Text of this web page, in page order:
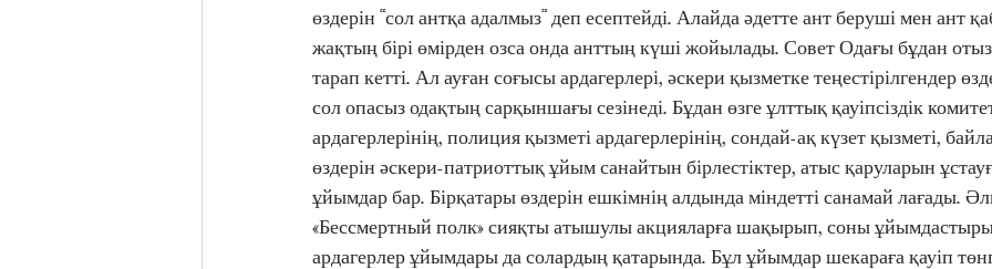
өздерін “сол антқа адалмыз” деп есептейді. Алайда əдетте ант беруші мен ант
жақтың бірі өмірден озса онда анттың күші жойылады. Совет Одағы бұдан
тарап кетті. Ал ауған соғысы ардагерлері, əскери қызметке теңестірілгендер
сол опасыз одақтың сарқыншағы сезінеді. Бұдан өзге ұлттық қауіпсіздік
ардагерлерінің, полиция қызметі ардагерлерінің, сондай-ақ күзет қызметі,
өздерін əскери-патриоттық ұйым санайтын бірлестіктер, атыс қаруларын
ұйымдар бар. Бірқатары өздерін ешкімнің алдында міндетті санамай лағады.
«Бессмертный полк» сияқты атышулы акцияларға шақырып, соны
ардагерлер ұйымдары да солардың қатарында. Бұл ұйымдар шекараға қауіп